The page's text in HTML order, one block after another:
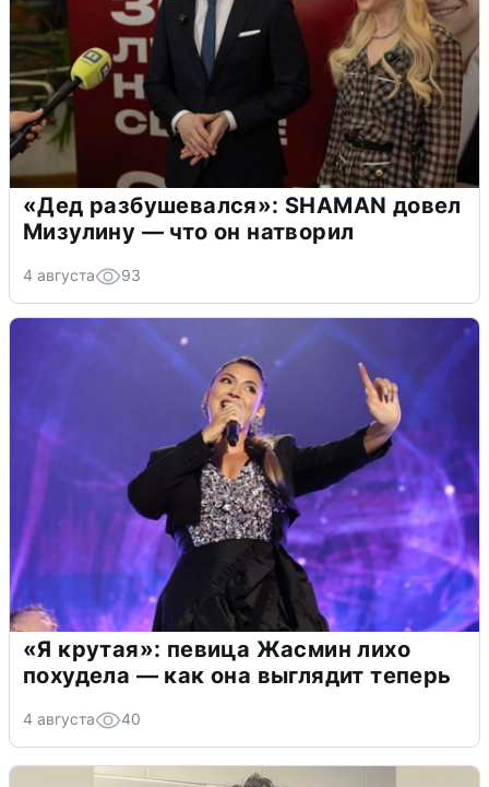
«Дед разбушевался»: SHAMAN довел
Мизулину — что он натворил
4 августа 93
«Я крутая»: певица Жасмин лихо
похудела — как она выглядит теперь
4 августа 40